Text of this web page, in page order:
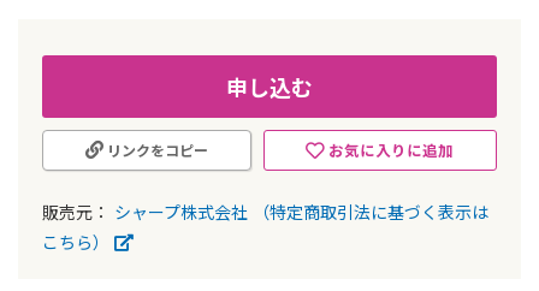
申し込む
お気に入りに追加
リンクをコピー
販売元： シャープ株式会社
（特定商取引法に基づく表示は
こちら）
す